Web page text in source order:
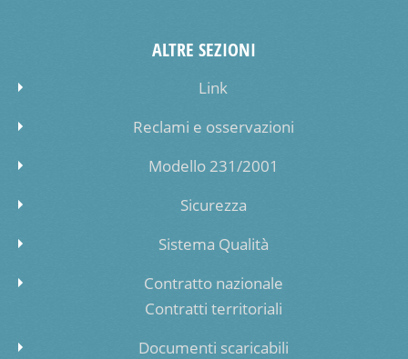
ALTRE SEZIONI
Link
Reclami e osservazioni
Modello 231/2001
Sicurezza
Sistema Qualità
Contratto nazionale
Contratti territoriali
Documenti scaricabili